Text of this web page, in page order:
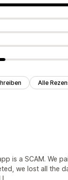
Alle
is a SCAM. We
we lost all the